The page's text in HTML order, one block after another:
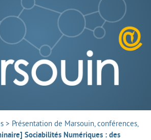
> Présentation de Marsouin, conférences,
Sociabilités Numériques : des